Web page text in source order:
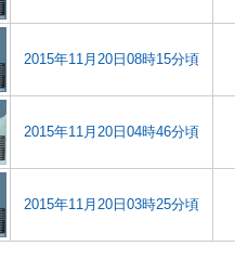
2015年11月20日08時15分頃
2015年11月20日04時46分頃
2015年11月20日03時25分頃